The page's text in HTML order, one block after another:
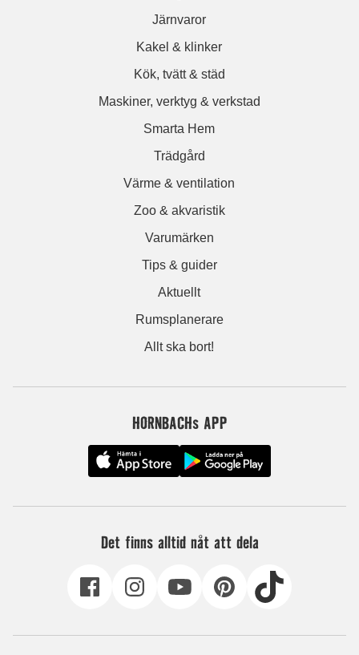
Järnvaror
Kakel & klinker
Kök, tvätt & städ
Maskiner, verktyg & verkstad
Smarta Hem
Trädgård
Värme & ventilation
Zoo & akvaristik
Varumärken
Tips & guider
Aktuellt
Rumsplanerare
Allt ska bort!
HORNBACHs APP
Det finns alltid nåt att dela